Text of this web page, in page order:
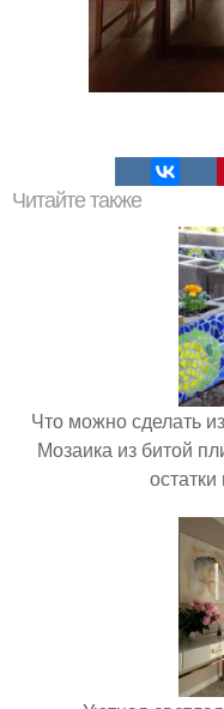
Читайте также
Что можно сделать
Мозаика из битой